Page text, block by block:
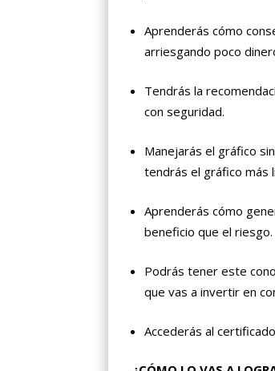
Aprenderás cómo
arriesgando poco
Tendrás la
con seguridad.
Manejarás el gráfico
tendrás el gráfico más
Aprenderás cómo
beneficio que el riesgo.
Podrás tener este
que vas a invertir en
Accederás al